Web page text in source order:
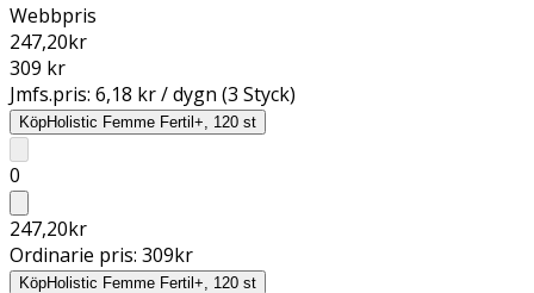
Webbpris
247,20kr
309 kr
Jmfs.pris: 6,18 kr / dygn (3 Styck)
KöpHolistic Femme Fertil+, 120 st
0
247,20kr
Ordinarie pris: 309kr
KöpHolistic Femme Fertil+, 120 st